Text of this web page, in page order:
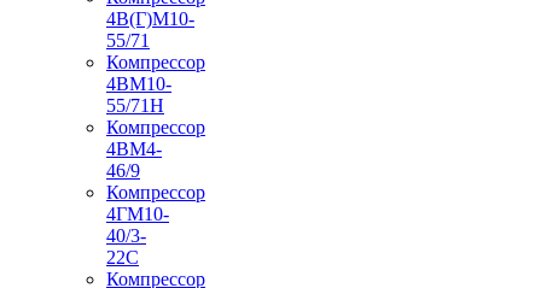
4В(Г)М10-
55/71
Компрессор
4ВМ10-
55/71Н
Компрессор
4ВМ4-
46/9
Компрессор
4ГМ10-
40/3-
22С
Компрессор